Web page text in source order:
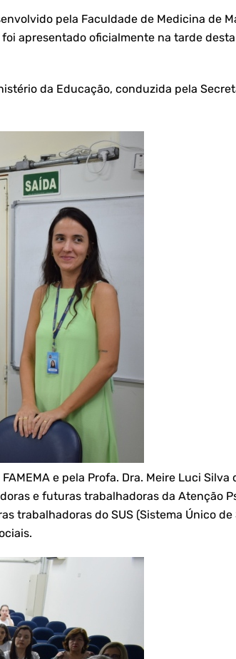
pela Faculdade de Medicina de
apresentado oficialmente na tarde
da Educação, conduzida pela
e pela Profa. Dra. Meire Luci
e futuras trabalhadoras da Atenção
trabalhadoras do SUS (Sistema Único